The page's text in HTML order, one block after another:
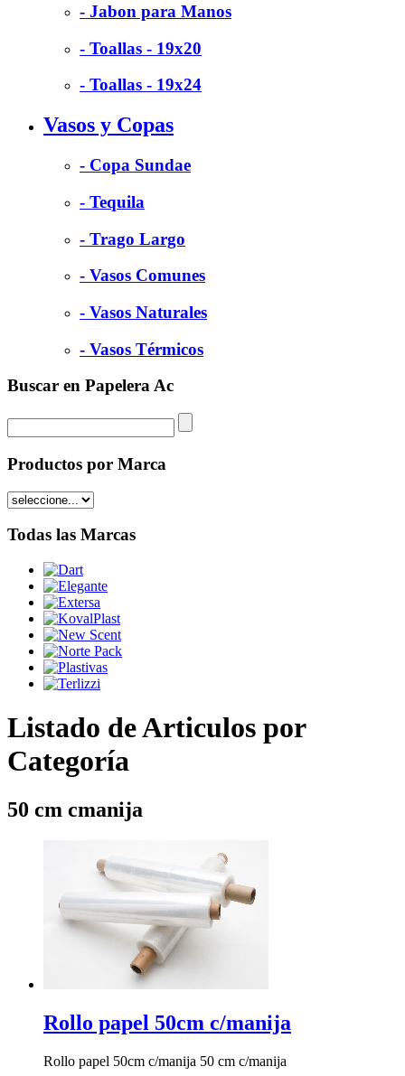
- Jabon para Manos
- Toallas - 19x20
- Toallas - 19x24
Vasos y Copas
- Copa Sundae
- Tequila
- Trago Largo
- Vasos Comunes
- Vasos Naturales
- Vasos Térmicos
Buscar en Papelera Ac
Productos por Marca
Todas las Marcas
Listado de Articulos por
Categoría
50 cm cmanija
Rollo papel 50cm c/manija
Rollo papel 50cm c/manija 50 cm c/manija